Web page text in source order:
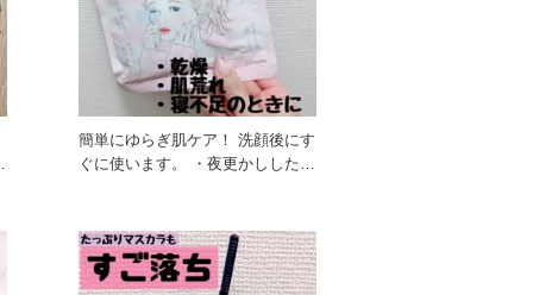
簡単にゆらぎ肌ケア！ 洗顔後にす
ぐに使います。 ・夜更かししたと